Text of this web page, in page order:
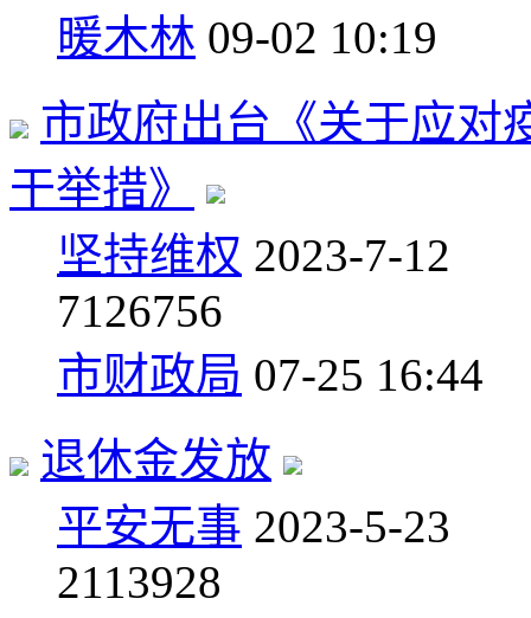
暖木林 09-02 10:19
市政府出台《关于应对
干举措》
坚持维权 2023-7-12
7126756
市财政局 07-25 16:44
退休金发放
平安无事 2023-5-23
2113928